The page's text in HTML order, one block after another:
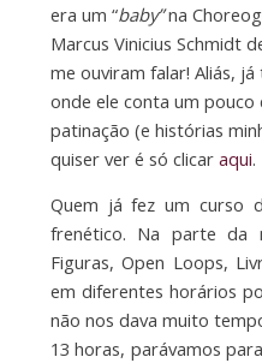
era um “baby”na
Marcus Vinicius Schmidt
me ouviram falar! Aliás,
onde ele conta um pouco
patinação (e histórias
quiser ver é só clicar aqui.
Quem já fez um curso
frenético. Na parte da
Figuras, Open Loops,
em diferentes horários
não nos dava muito
13 horas, parávamos